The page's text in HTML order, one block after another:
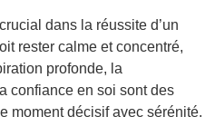
dans la réussite d’un
rester calme et concentré,
profonde, la
confiance en soi sont des
moment décisif avec sérénité.